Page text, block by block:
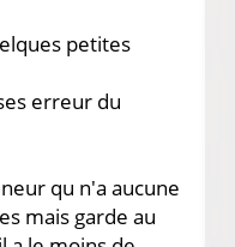
petites
erreur du
qu n'a aucune
mais garde au